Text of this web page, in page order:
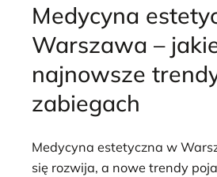
Medycyna
Warszawa –
najnowsze
zabiegach
Medycyna estetyczna w
się rozwija, a nowe trendy